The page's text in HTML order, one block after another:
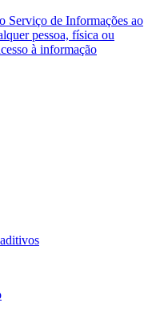
Serviço de Informações ao
pessoa, física ou
à informação